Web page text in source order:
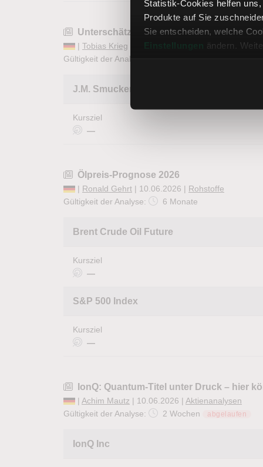
Statistik-Cookies helfen
Produkte auf Sie
Sie entscheiden, welche
Einstellungen
ändern.
Unterschätzter Dividendenkönig mit
| Tobias Krieg | 10.06.2026 |
Aktienanalysen
Gültigkeit der Analyse:
J.M. Smucker Co.
Kursziel
—
Ölpreis-Prognose 2026
| Ronald Gehrt | 10.06.2026 | Rohstoffe
Gültigkeit der Analyse:
6 Monate
Brent Crude Oil Future
Kursziel
—
S&P 500 Index
Kursziel
—
IonQ: Quantum-Titel unter Druck – hier
| Achim Mautz | 10.06.2026 | Aktienanalysen
Gültigkeit der Analyse:
2 Wochen abgelaufen
IonQ Inc